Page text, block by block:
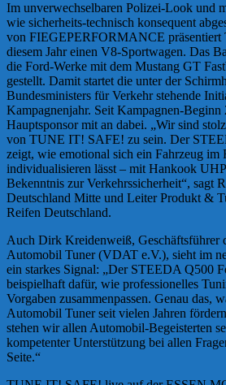
Im unverwechselbaren Polizei-Look und
wie sicherheits-technisch konsequent
von FIEGEPERFORMANCE
diesem Jahr einen V8-Sportwagen. Das
die Ford-Werke mit dem Mustang GT
gestellt. Damit startet die unter der
Bundesministers für Verkehr stehende
Kampagnenjahr. Seit Kampagnen-
Hauptsponsor mit an dabei. „Wir sind
von TUNE IT! SAFE! zu sein. Der
zeigt, wie emotional sich ein Fahrzeug im
individualisieren lässt – mit Hankook
Bekenntnis zur Verkehrssicherheit“, sagt
Deutschland Mitte und Leiter Produkt &
Reifen Deutschland.
Auch Dirk Kreidenweiß, Geschäftsführer
Automobil Tuner (VDAT e.V.), sieht im
ein starkes Signal: „Der STEEDA Q500
beispielhaft dafür, wie professionelles
Vorgaben zusammenpassen. Genau das,
Automobil Tuner seit vielen Jahren
stehen wir allen Automobil-Begeisterten
kompetenter Unterstützung bei allen
Seite.“